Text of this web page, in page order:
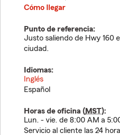
Cómo llegar
Punto de referencia:
Justo saliendo de Hwy 160
ciudad.
Idiomas:
Inglés
Español
Horas de oficina (MST):
Lun. - vie. de 8:00 AM a
Servicio al cliente las 24